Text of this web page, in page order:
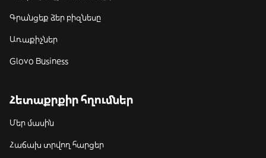
Գրանցեք ձեր բիզնեսը
Առաքիչներ
Glovo Business
Հետաքրքիր հղումներ
Մեր մասին
Հաճախ տրվող հարցեր